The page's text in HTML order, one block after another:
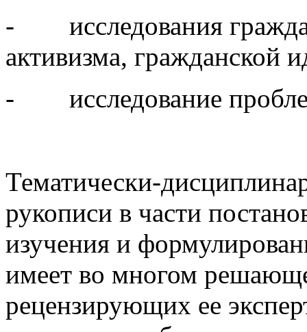
- исследования
активизма, гражданской
- исследование
Тематически-
рукописи в части
изучения и
имеет во многом
рецензирующих ее